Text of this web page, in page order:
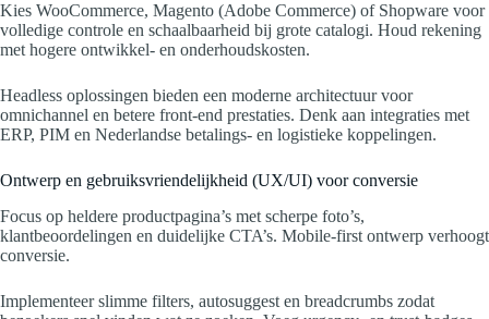
Kies WooCommerce, Magento (Adobe Commerce) of Shopware voor
volledige controle en schaalbaarheid bij grote catalogi. Houd rekening
met hogere ontwikkel- en onderhoudskosten.
Headless oplossingen bieden een moderne architectuur voor
omnichannel en betere front-end prestaties. Denk aan integraties met
ERP, PIM en Nederlandse betalings- en logistieke koppelingen.
Ontwerp en gebruiksvriendelijkheid (UX/UI) voor conversie
Focus op heldere productpagina’s met scherpe foto’s,
klantbeoordelingen en duidelijke CTA’s. Mobile-first ontwerp verhoogt
conversie.
Implementeer slimme filters, autosuggest en breadcrumbs zodat